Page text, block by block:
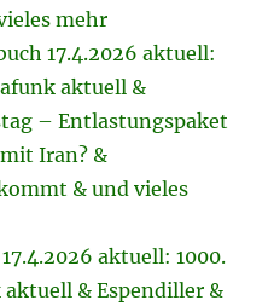
mehr
17.4.2026 aktuell:
aktuell &
– Entlastungspaket
Iran? &
& und vieles
aktuell: 1000.
& Espendiller &